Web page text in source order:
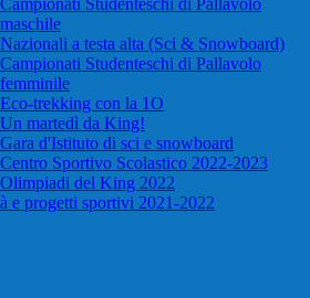
Campionati Studenteschi di Pallavolo
maschile
Nazionali a testa alta (Sci & Snowboard)
Campionati Studenteschi di Pallavolo
femminile
Eco-trekking con la 1O
Un martedì da King!
Gara d'Istituto di sci e snowboard
Centro Sportivo Scolastico 2022-2023
Olimpiadi del King 2022
e progetti sportivi 2021-2022